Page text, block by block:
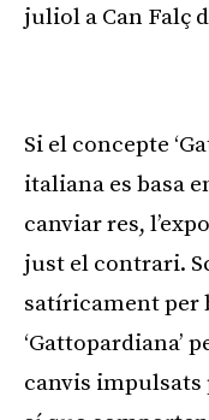
juliol a Can Falç
Si el concepte
italiana es basa
canviar res,
just el contrari.
satíricament per
‘Gattopardiana’
canvis impulsats